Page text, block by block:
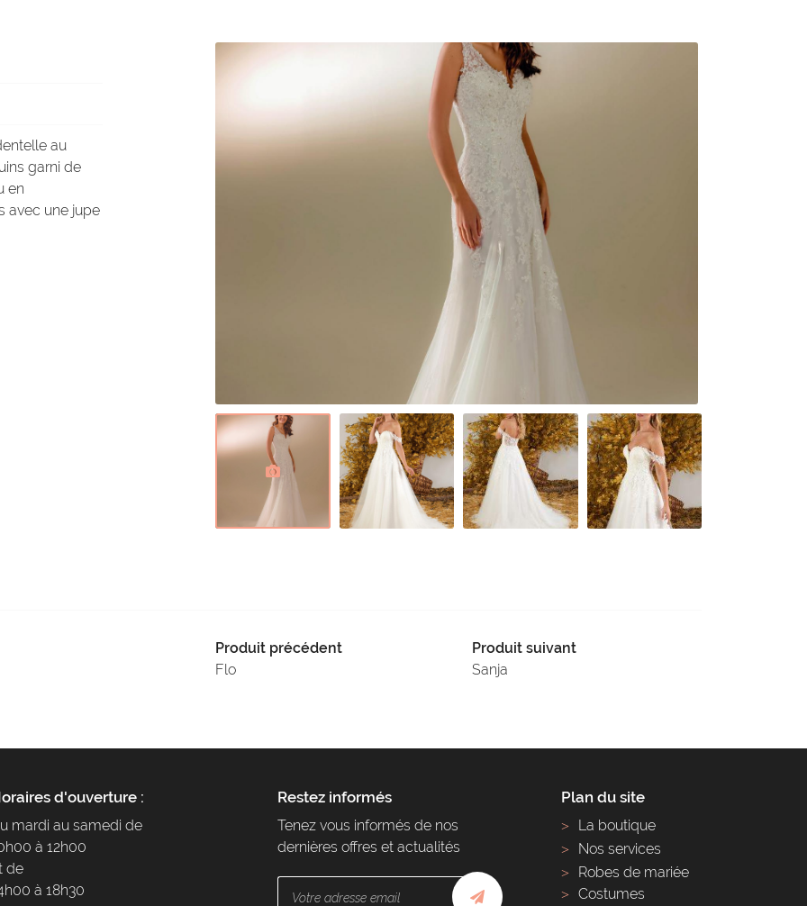
au
garni de
en
avec une jupe
Produit précédent
Flo
Produit suivant
Sanja
d'ouverture :
mardi au samedi de
à 12h00
de
à 18h30
Restez informés
Tenez vous informés de nos
dernières offres et actualités
Plan du site
La boutique
Nos services
Robes de mariée
Costumes